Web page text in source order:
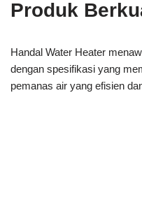
Produk
Handal Water Heater
dengan spesifikasi yang
pemanas air yang efisien